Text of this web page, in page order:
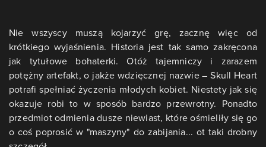
Nie wszyscy muszą kojarzyć grę, zacznę więc od
krótkiego wyjaśnienia. Historia jest tak samo zakręcona
jak tytułowe bohaterki. Otóż tajemniczy i zarazem
potężny artefakt, o jakże wdzięcznej nazwie – Skull Heart
potrafi spełniać życzenia młodych kobiet. Niestety jak się
okazuje robi to w sposób bardzo przewrotny. Ponadto
przedmiot odmienia dusze niewiast, które ośmieliły się go
o coś poprosić w "maszyny" do zabijania... ot taki drobny